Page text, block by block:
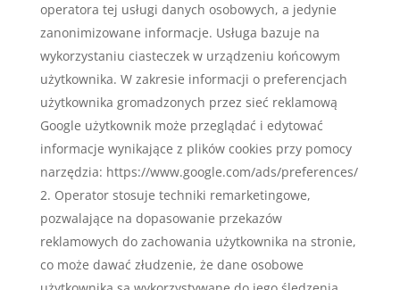
operatora tej usługi danych osobowych, a jedynie
zanonimizowane informacje. Usługa bazuje na
wykorzystaniu ciasteczek w urządzeniu końcowym
użytkownika. W zakresie informacji o preferencjach
użytkownika gromadzonych przez sieć reklamową
Google użytkownik może przeglądać i edytować
informacje wynikające z plików cookies przy pomocy
narzędzia: https://www.google.com/ads/preferences/
Operator stosuje techniki remarketingowe,
pozwalające na dopasowanie przekazów
reklamowych do zachowania użytkownika na stronie,
co może dawać złudzenie, że dane osobowe